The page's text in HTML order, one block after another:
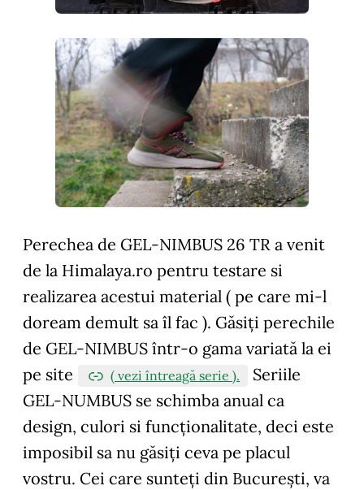
Perechea de GEL-NIMBUS 26 TR a venit
de la Himalaya.ro pentru testare si
realizarea acestui material ( pe care mi-l
doream demult sa îl fac ). Găsiți perechile
de GEL-NIMBUS într-o gama variată la ei
pe site
( vezi întreagă serie ).
Seriile
GEL-NUMBUS se schimba anual ca
design, culori si funcționalitate, deci este
imposibil sa nu găsiți ceva pe placul
vostru. Cei care sunteți din București, va